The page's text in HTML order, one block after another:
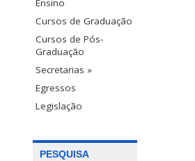
Ensino
Cursos de Graduação
Cursos de Pós-
Graduação
Secretarias »
Egressos
Legislação
PESQUISA